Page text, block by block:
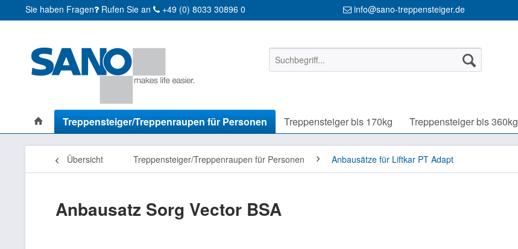
Sie haben Fragen Rufen Sie an +49 (0) 8033 30896 0 info@sano-treppensteiger.de
Treppensteiger/Treppenraupen für Personen Treppensteiger bis 170kg Treppensteiger bis 360kg
Übersicht Treppensteiger/Treppenraupen für Personen Anbausätze für Liftkar PT Adapt
Anbausatz Sorg Vector BSA